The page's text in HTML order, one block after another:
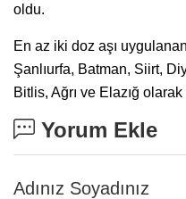
oldu.
En az iki doz aşı
Şanlıurfa, Batman, Siirt,
Bitlis, Ağrı ve Elazığ olarak
Yorum Ekle
Adınız Soyadınız